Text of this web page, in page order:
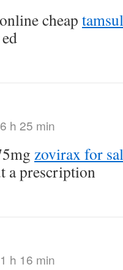
cheap
h 25 min
zovirax for
a prescription
h 16 min